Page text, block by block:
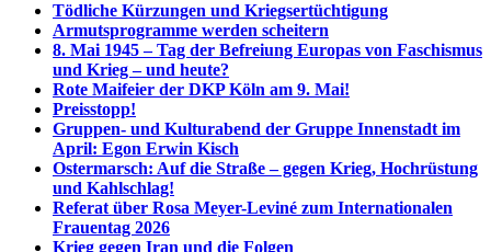
Tödliche Kürzungen und Kriegsertüchtigung
Armutsprogramme werden scheitern
8. Mai 1945 – Tag der Befreiung Europas von Faschismus
und Krieg – und heute?
Rote Maifeier der DKP Köln am 9. Mai!
Preisstopp!
Gruppen- und Kulturabend der Gruppe Innenstadt im
April: Egon Erwin Kisch
Ostermarsch: Auf die Straße – gegen Krieg, Hochrüstung
und Kahlschlag!
Referat über Rosa Meyer-Leviné zum Internationalen
Frauentag 2026
Krieg gegen Iran und die Folgen